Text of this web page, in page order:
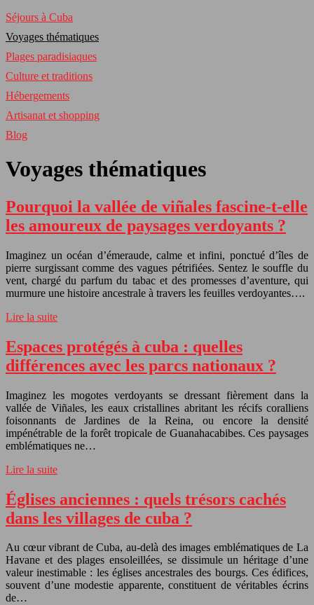
Séjours à Cuba
Voyages thématiques
Plages paradisiaques
Culture et traditions
Hébergements
Artisanat et shopping
Blog
Voyages thématiques
Pourquoi la vallée de viñales fascine-t-elle
les amoureux de paysages verdoyants ?
Imaginez un océan d’émeraude, calme et infini, ponctué d’îles de
pierre surgissant comme des vagues pétrifiées. Sentez le souffle du
vent, chargé du parfum du tabac et des promesses d’aventure, qui
murmure une histoire ancestrale à travers les feuilles verdoyantes….
Lire la suite
Espaces protégés à cuba : quelles
différences avec les parcs nationaux ?
Imaginez les mogotes verdoyants se dressant fièrement dans la
vallée de Viñales, les eaux cristallines abritant les récifs coralliens
foisonnants de Jardines de la Reina, ou encore la densité
impénétrable de la forêt tropicale de Guanahacabibes. Ces paysages
emblématiques ne…
Lire la suite
Églises anciennes : quels trésors cachés
dans les villages de cuba ?
Au cœur vibrant de Cuba, au-delà des images emblématiques de La
Havane et des plages ensoleillées, se dissimule un héritage d’une
valeur inestimable : les églises ancestrales des bourgs. Ces édifices,
souvent d’une modestie apparente, constituent de véritables écrins
de…